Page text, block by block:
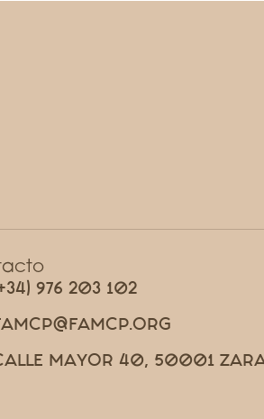
976 203 102
MAYOR 40, 50001